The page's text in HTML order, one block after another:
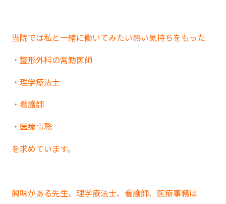
当院では私と一緒に働いてみたい熱い気持ちをもった
・整形外科の常勤医師
・理学療法士
・看護師
・医療事務
を求めています。
興味がある先生、理学療法士、看護師、医療事務は